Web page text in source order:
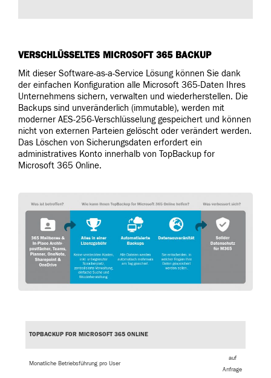
VERSCHLÜSSELTES MICROSOFT 365 BACKUP
Mit dieser Software-as-a-Service Lösung können Sie dank
der einfachen Konfiguration alle Microsoft 365-Daten Ihres
Unternehmens sichern, verwalten und wiederherstellen. Die
Backups sind unveränderlich (immutable), werden mit
moderner AES-256-Verschlüsselung gespeichert und können
nicht von externen Parteien gelöscht oder verändert werden.
Das Löschen von Sicherungsdaten erfordert ein
administratives Konto innerhalb von TopBackup for
Microsoft 365 Online.
TOPBACKUP FOR MICROSOFT 365 ONLINE
Monatliche Betriebsführung pro User
auf
Anfrage